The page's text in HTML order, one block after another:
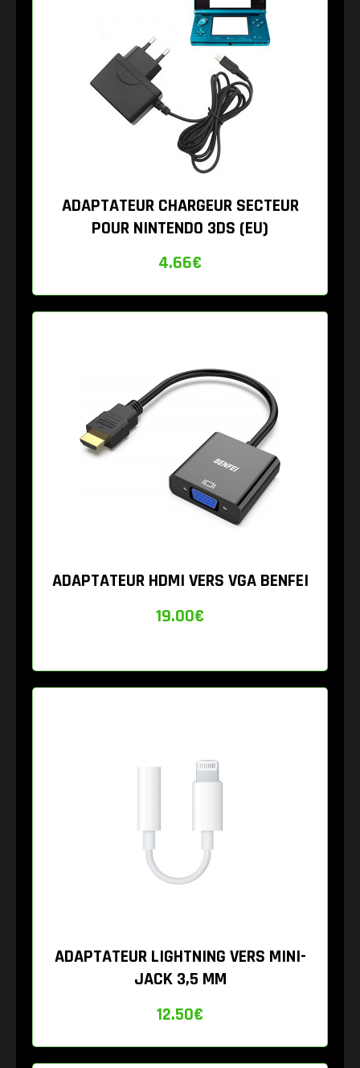
ADAPTATEUR CHARGEUR SECTEUR
POUR NINTENDO 3DS (EU)
4.66€
ADAPTATEUR HDMI VERS VGA BENFEI
19.00€
ADAPTATEUR LIGHTNING VERS MINI-
JACK 3,5 MM
12.50€